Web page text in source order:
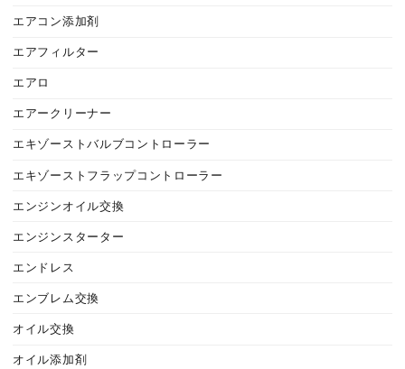
エアコン添加剤
エアフィルター
エアロ
エアークリーナー
エキゾーストバルブコントローラー
エキゾーストフラップコントローラー
エンジンオイル交換
エンジンスターター
エンドレス
エンブレム交換
オイル交換
オイル添加剤